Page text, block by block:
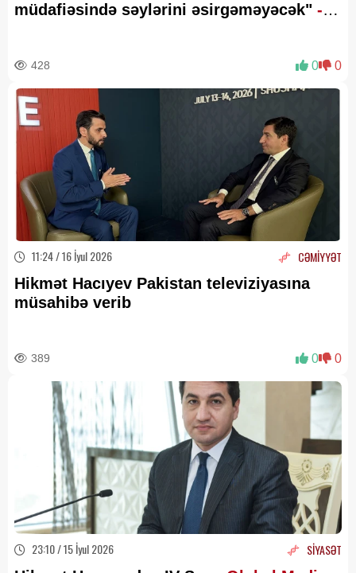
müdafiəsində səylərini əsirgəməyəcək" -
428 0 0
11:24 / 16 İyul 2026 CƏMİYYƏT
Hikmət Hacıyev Pakistan televiziyasına
müsahibə verib
389 0 0
23:10 / 15 İyul 2026 SİYASƏT